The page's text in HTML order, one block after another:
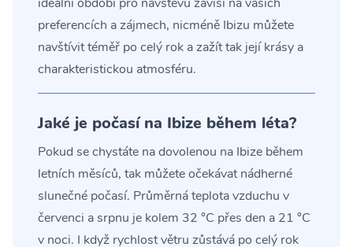
preferencích a zájmech, nicméně Ibizu můžete
navštívit téměř po celý rok a zažít tak její krásy a
charakteristickou atmosféru.
Jaké je počasí na Ibize během léta?
Pokud se chystáte na dovolenou na Ibize během
letních měsíců, tak můžete očekávat nádherné
slunečné počasí. Průměrná teplota vzduchu v
červenci a srpnu je kolem 32 °C přes den a 21 °C
v noci. I když rychlost větru zůstává po celý rok